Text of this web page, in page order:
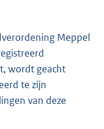
Meppel
wordt geacht
te zijn
van deze